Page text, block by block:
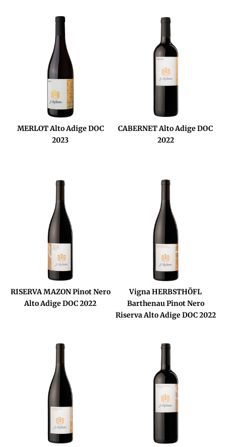
MERLOT Alto Adige DOC
2023
CABERNET Alto Adige DOC
2022
RISERVA MAZON Pinot Nero
Alto Adige DOC 2022
Vigna HERBSTHÖFL
Barthenau Pinot Nero
Riserva Alto Adige DOC 2022